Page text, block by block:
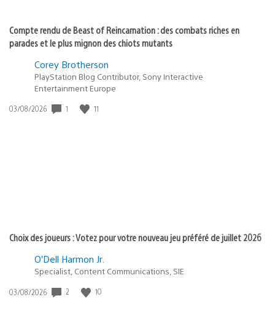
Compte rendu de Beast of Reincarnation : des combats riches en
parades et le plus mignon des chiots mutants
Corey Brotherson
PlayStation Blog Contributor, Sony Interactive
Entertainment Europe
Date
03/08/2026 1 11
Choix des joueurs : Votez pour votre nouveau jeu préféré de juillet 2026
O’Dell Harmon Jr.
Specialist, Content Communications, SIE
Date
03/08/2026 2 10